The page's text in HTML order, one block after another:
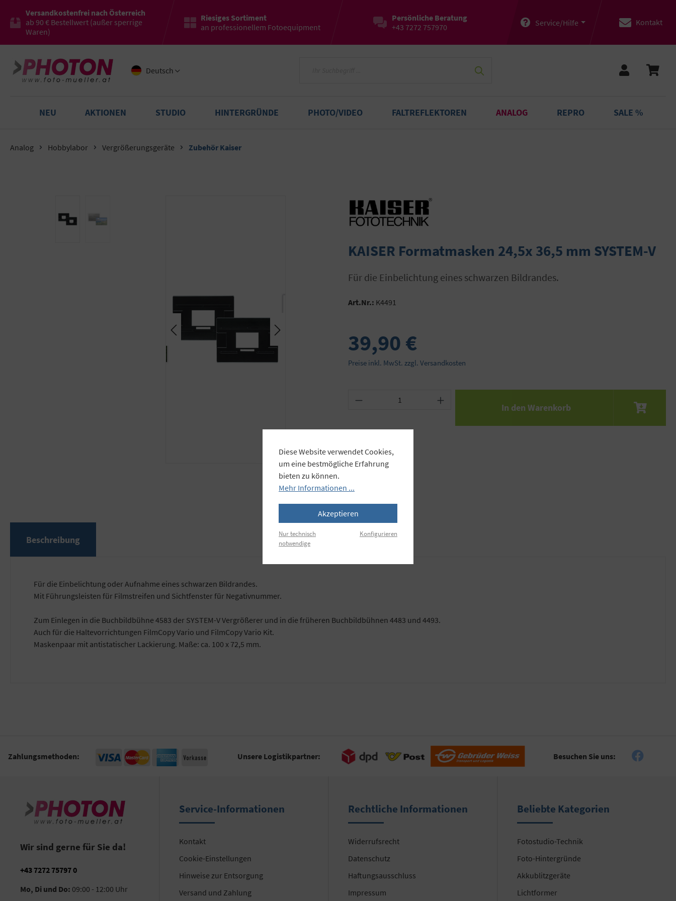
Versandkostenfrei nach Österreich
ab 90 € Bestellwert (außer sperrige
Waren)
Riesiges Sortiment
an professionellem Fotoequipment
Persönliche Beratung
+43 7272 757970
Service/Hilfe Kontakt
Deutsch
NEU AKTIONEN STUDIO HINTERGRÜNDE PHOTO/VIDEO FALTREFLEKTOREN ANALOG REPRO SALE %
Analog Hobbylabor Vergrößerungsgeräte Zubehör Kaiser
KAISER Formatmasken 24,5x 36,5 mm SYSTEM-V
Für die Einbelichtung eines schwarzen Bildrandes.
Art.Nr.: K4491
39,90 €
Preise inkl. MwSt. zzgl. Versandkosten
Produkt Anzahl: Gib den gewünschten Wert ein oder benutze
In den Warenkorb
Beschreibung
Für die Einbelichtung oder Aufnahme eines schwarzen Bildrandes.
Mit Führungsleisten für Filmstreifen und Sichtfenster für Negativnummer.
Zum Einlegen in die Buchbildbühne 4583 der SYSTEM-V Vergrößerer und in die früheren Buchbildbühnen 4483 und 4493.
Auch für die Haltevorrichtungen FilmCopy Vario und FilmCopy Vario Kit.
Maskenpaar mit antistatischer Lackierung. Maße: ca. 100 x 72,5 mm.
Zahlungsmethoden: Unsere Logistikpartner: Besuchen Sie uns:
Wir sind gerne für Sie da!
+43 7272 75797 0
Mo, Di und Do: 09:00 - 12:00 Uhr
Service-Informationen
Kontakt
Cookie-Einstellungen
Hinweise zur Entsorgung
Versand und Zahlung
Rechtliche Informationen
Widerrufsrecht
Datenschutz
Haftungsausschluss
Impressum
Beliebte Kategorien
Fotostudio-Technik
Foto-Hintergründe
Akkublitzgeräte
Lichtformer
Diese Website verwendet Cookies,
um eine bestmögliche Erfahrung
bieten zu können.
Mehr Informationen ...
Akzeptieren
Nur technisch
notwendige
Konfigurieren